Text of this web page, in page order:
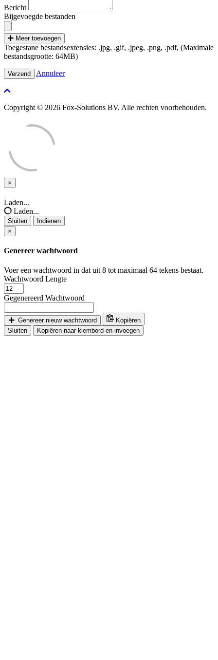
Bericht
Bijgevoegde bestanden
Meer toevoegen
Toegestane bestandsextensies: .jpg, .gif, .jpeg, .png, .pdf, (Maximale
bestandsgrootte: 64MB)
Annuleer
Copyright © 2026 Fox-Solutions BV. Alle rechten voorbehouden.
×
Sluiten
Laden...
Laden...
Sluiten
Indienen
×
Genereer wachtwoord
Voer een wachtwoord in dat uit 8 tot maximaal 64 tekens bestaat.
Wachtwoord Lengte
Gegenereerd Wachtwoord
Genereer nieuw wachtwoord
Kopiëren
Sluiten
Kopiëren naar klembord en invoegen